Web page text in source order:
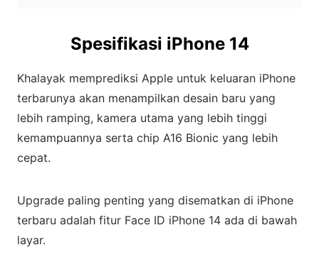
Spesifikasi iPhone 14
Khalayak memprediksi Apple untuk keluaran iPhone
terbarunya akan menampilkan desain baru yang
lebih ramping, kamera utama yang lebih tinggi
kemampuannya serta chip A16 Bionic yang lebih
cepat.
Upgrade paling penting yang disematkan di iPhone
terbaru adalah fitur Face ID iPhone 14 ada di bawah
layar.